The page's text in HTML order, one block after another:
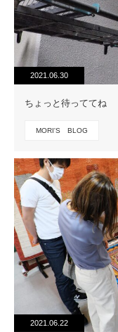
2021.06.30
ちょっと待っててね
MORI'S BLOG
2021.06.22